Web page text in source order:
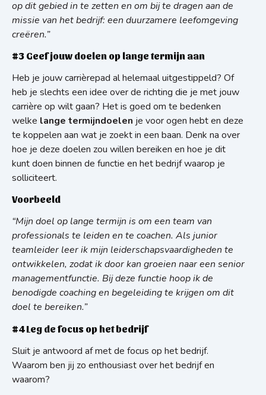
op dit gebied in te zetten en om bij te dragen aan de
missie van het bedrijf: een duurzamere leefomgeving
creëren.”
#3 Geef jouw doelen op lange termijn aan
Heb je jouw carrièrepad al helemaal uitgestippeld? Of
heb je slechts een idee over de richting die je met jouw
carrière op wilt gaan? Het is goed om te bedenken
welke lange termijndoelen je voor ogen hebt en deze
te koppelen aan wat je zoekt in een baan. Denk na over
hoe je deze doelen zou willen bereiken en hoe je dit
kunt doen binnen de functie en het bedrijf waarop je
solliciteert.
Voorbeeld
“Mijn doel op lange termijn is om een ​​team van
professionals te leiden en te coachen. Als junior
teamleider leer ik mijn leiderschapsvaardigheden te
ontwikkelen, zodat ik door kan groeien naar een senior
managementfunctie. Bij deze functie hoop ik de
benodigde coaching en begeleiding te krijgen om dit
doel te bereiken.”
#4 Leg de focus op het bedrijf
Sluit je antwoord af met de focus op het bedrijf.
Waarom ben jij zo enthousiast over het bedrijf en
waarom?